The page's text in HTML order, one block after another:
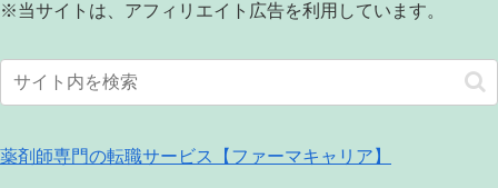
※当サイトは、アフィリエイト広告を利用しています。
薬剤師専門の転職サービス【ファーマキャリア】